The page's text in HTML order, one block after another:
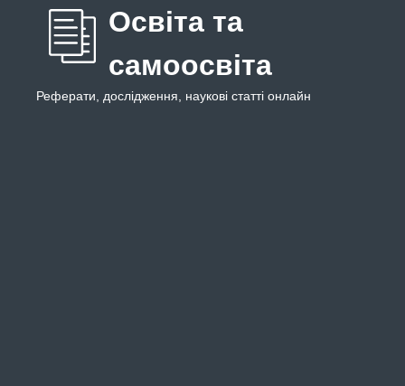
Освіта та
самоосвіта
Реферати, дослідження, наукові статті онлайн